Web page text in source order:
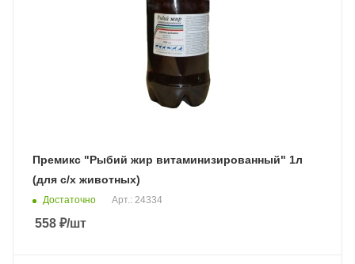
Премикс "Рыбий жир витаминизированный" 1л
(для с/х животных)
Достаточно Арт.: 24334
558 ₽/шт